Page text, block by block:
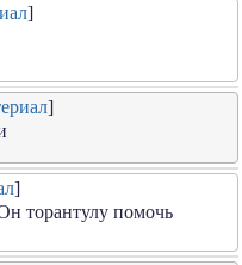
]
]
]
торантулу помочь